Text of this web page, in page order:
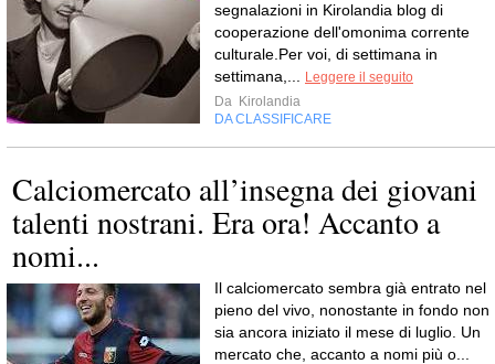
segnalazioni in Kirolandia blog di
cooperazione dell'omonima corrente
culturale.Per voi, di settimana in
settimana,...
Leggere il seguito
Da Kirolandia
DA CLASSIFICARE
Calciomercato all’insegna dei giovani
talenti nostrani. Era ora! Accanto a
nomi...
Il calciomercato sembra già entrato nel
pieno del vivo, nonostante in fondo non
sia ancora iniziato il mese di luglio. Un
mercato che, accanto a nomi più o...